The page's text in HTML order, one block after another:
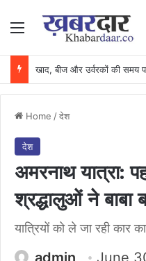
Menu
Home /देश
देश
अमरनाथ यात्रा:
श्रद्धालुओं ने बाबा
यात्रियों को ले जा रही कार
admin
June